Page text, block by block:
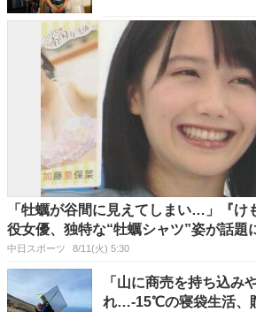
「牡蠣が谷間に見えてしまい…」『け
役女優、独特な“牡蠣シャツ”姿が話題
中日スポーツ 8/11(火) 5:30
「山に商売を持ち込み
れ…-15℃の寝袋生活、